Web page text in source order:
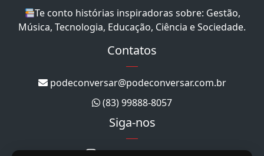
Te conto histórias inspiradoras sobre: Gestão,
Música, Tecnologia, Educação, Ciência e Sociedade.
Contatos
podeconversar@podeconversar.com.br
(83) 99888-8057
Siga-nos